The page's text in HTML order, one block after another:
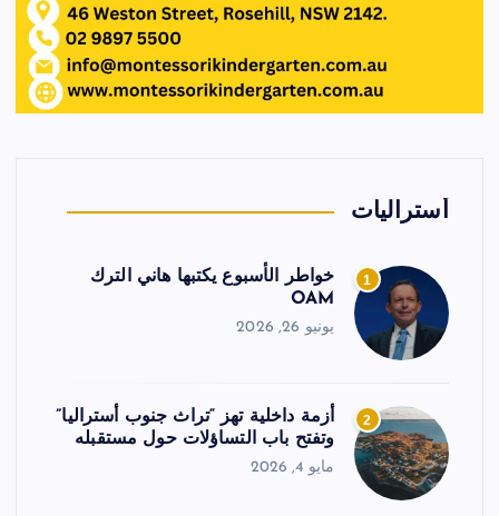
أستراليات
1
خواطر الأسبوع يكتبها هاني الترك
OAM
يونيو 26, 2026
2
أزمة داخلية تهز “تراث جنوب أستراليا”
وتفتح باب التساؤلات حول مستقبله
مايو 4, 2026